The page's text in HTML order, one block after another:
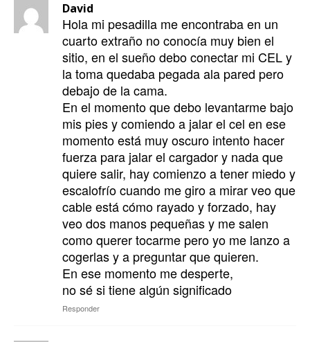
David
Hola mi pesadilla me encontraba en un
cuarto extraño no conocía muy bien el
sitio, en el sueño debo conectar mi CEL y
la toma quedaba pegada ala pared pero
debajo de la cama.
En el momento que debo levantarme bajo
mis pies y comiendo a jalar el cel en ese
momento está muy oscuro intento hacer
fuerza para jalar el cargador y nada que
quiere salir, hay comienzo a tener miedo y
escalofrío cuando me giro a mirar veo que
cable está cómo rayado y forzado, hay
veo dos manos pequeñas y me salen
como querer tocarme pero yo me lanzo a
cogerlas y a preguntar que quieren.
En ese momento me desperte,
no sé si tiene algún significado
Responder